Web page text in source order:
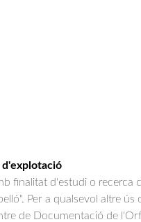
finalitat d'estudi o recerca
Per a qualsevol altre ús
de Documentació de